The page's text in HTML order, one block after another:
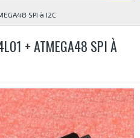
SPI à I2C
+ ATMEGA48 SPI À